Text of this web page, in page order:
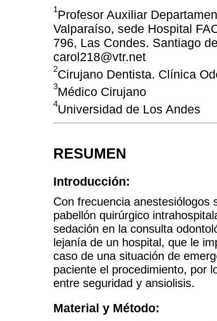
1Profesor Auxiliar
Valparaíso, sede Hospital
796, Las Condes. Santiago
carol218@vtr.net
2Cirujano Dentista. Clínica
3Médico Cirujano
4Universidad de Los Andes
RESUMEN
Introducción:
Con frecuencia anestesiólogos
pabellón quirúrgico
sedación en la consulta
lejanía de un hospital, que le
caso de una situación de
paciente el procedimiento, por
entre seguridad y ansiolisis.
Material y Método: